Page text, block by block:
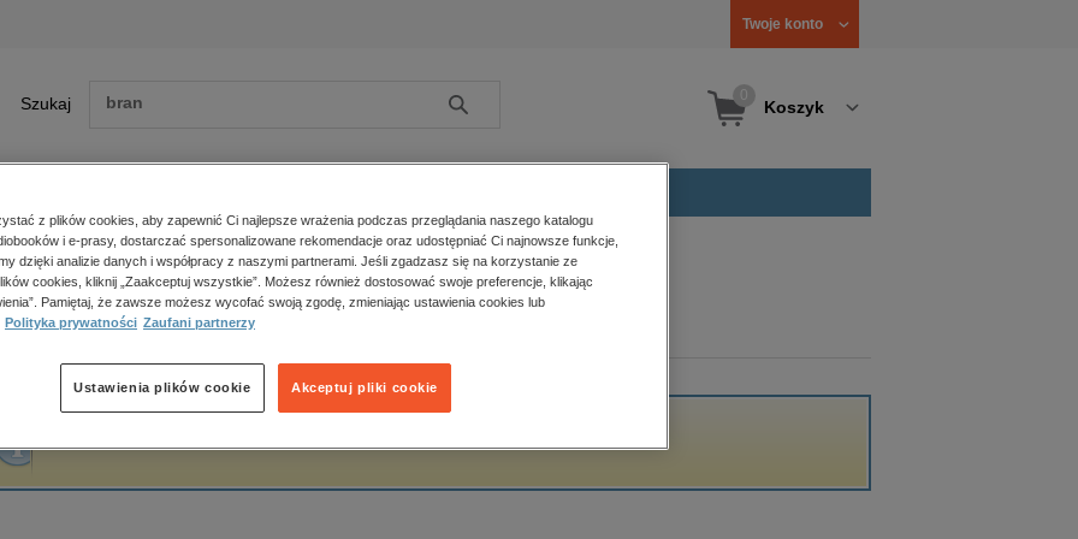
Twoje konto
Szukaj Szukaj Koszyk
Zobacz wszystkie E-prasa
polityka, społeczno-informacyjne
psychologiczne
popularno-naukowe
historia
główna Vickie Dodd
Dodd
z plików cookies, aby zapewnić Ci najlepsze wrażenia podczas przeglądania naszego katalogu
i e-prasy, dostarczać spersonalizowane rekomendacje oraz udostępniać Ci najnowsze funkcje,
dzięki analizie danych i współpracy z naszymi partnerami. Jeśli zgadzasz się na korzystanie ze
cookies, kliknij „Zaakceptuj wszystkie”. Możesz również dostosować swoje preferencje, klikając
Pamiętaj, że zawsze możesz wycofać swoją zgodę, zmieniając ustawienia cookies lub
Polityka prywatności Zaufani partnerzy
Akceptuj pliki cookie
Ustawienia plików cookie